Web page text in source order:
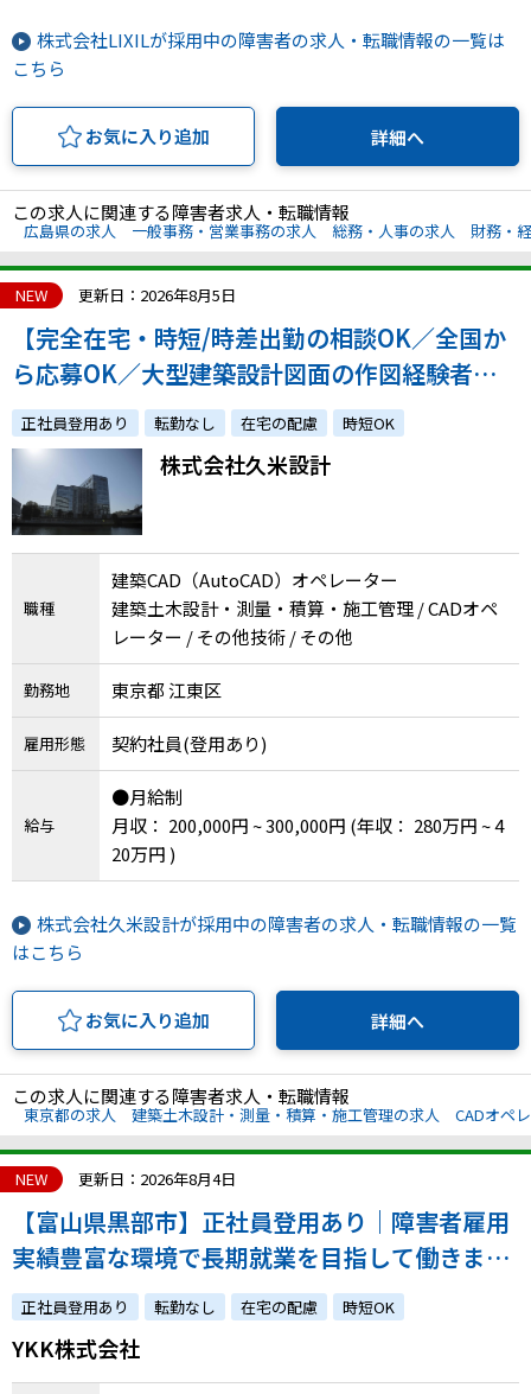
株式会社LIXILが採用中の障害者の求人・転職情報の一覧は
こちら
お気に入り追加 詳細へ
この求人に関連する障害者求人・転職情報
広島県の求人 一般事務・営業事務の求人 総務・人事の求人 財務・
NEW 更新日：2026年8月5日
【完全在宅・時短/時差出勤の相談OK／全国か
ら応募OK／大型建築設計図面の作図経験者募
集！】創業88年、国内外のプロジェクトを手掛
ける設計事務所での建築CADオペレーター
正社員登用あり 転勤なし 在宅の配慮 時短OK
株式会社久米設計
職種
建築CAD（AutoCAD）オペレーター
建築土木設計・測量・積算・施工管理 / CADオペ
レーター / その他技術 / その他
勤務地 東京都 江東区
雇用形態 契約社員(登用あり)
給与
●月給制
月収： 200,000円 ~ 300,000円 (年収： 280万円 ~ 4
20万円 )
株式会社久米設計が採用中の障害者の求人・転職情報の一覧
はこちら
お気に入り追加 詳細へ
この求人に関連する障害者求人・転職情報
東京都の求人 建築土木設計・測量・積算・施工管理の求人 CADオペ
NEW 更新日：2026年8月4日
【富山県黒部市】正社員登用あり｜障害者雇用
実績豊富な環境で長期就業を目指して働きませ
んか？
正社員登用あり 転勤なし 在宅の配慮 時短OK
YKK株式会社